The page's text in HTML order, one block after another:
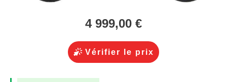
4 999,00 €
Vérifier le prix